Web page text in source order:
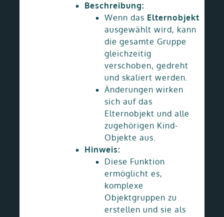
Beschreibung:
Wenn das Elternobjekt
ausgewählt wird, kann
die gesamte Gruppe
gleichzeitig
verschoben, gedreht
und skaliert werden.
Änderungen wirken
sich auf das
Elternobjekt und alle
zugehörigen Kind-
Objekte aus.
Hinweis:
Diese Funktion
ermöglicht es,
komplexe
Objektgruppen zu
erstellen und sie als